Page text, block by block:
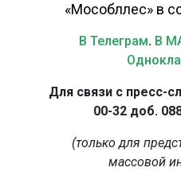
«Мособллес» в
В Телеграм. В
Для связи с пресс-
00-32 доб.
(только для
массовой